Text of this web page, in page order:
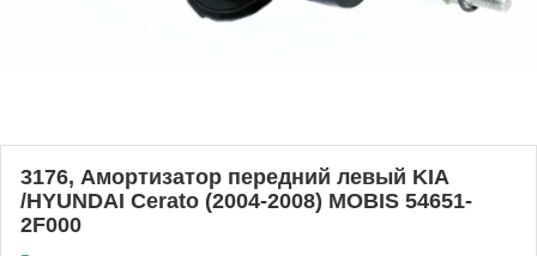
3176, Амортизатор передний левый KIA
/HYUNDAI Cerato (2004-2008) MOBIS 54651-
2F000